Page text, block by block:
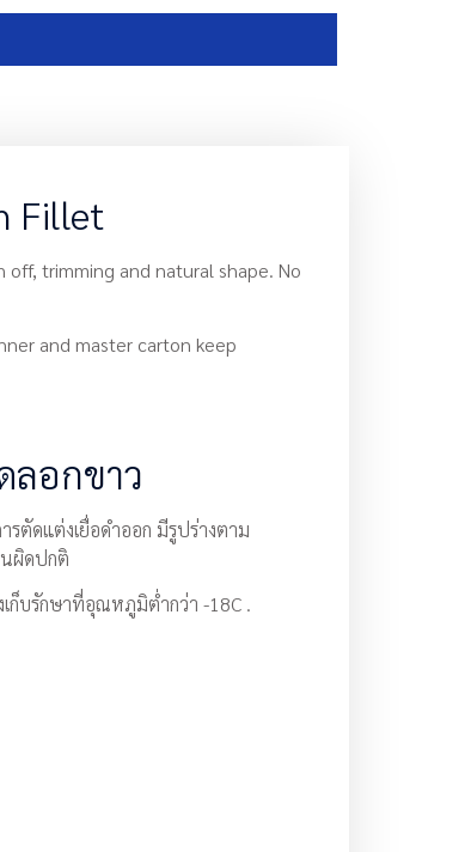
Fillet
trimming and natural shape. No
and master carton keep
อกขาว
ตัดแต่งเยื่อดำออก มีรูปร่างตาม
ผิดปกติ
เก็บรักษาที่อุณหภูมิต่ำกว่า -18C .